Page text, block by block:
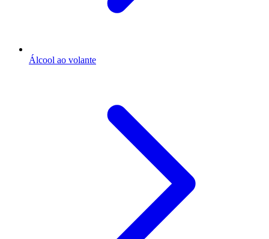
Álcool ao volante